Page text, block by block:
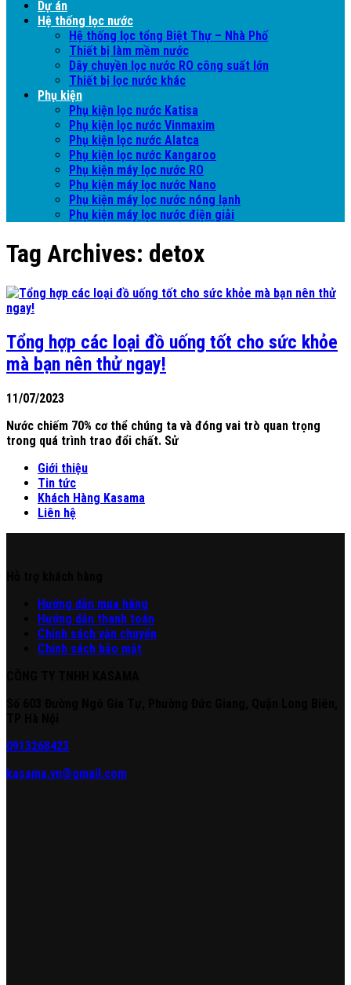
Dự án
Hệ thống lọc nước
Hệ thống lọc tổng Biệt Thự – Nhà Phố
Thiết bị làm mềm nước
Dây chuyền lọc nước RO công suất lớn
Thiết bị lọc nước khác
Phụ kiện
Phụ kiện lọc nước Katisa
Phụ kiện lọc nước Vinmaxim
Phụ kiện lọc nước Alatca
Phụ kiện lọc nước Kangaroo
Phụ kiện máy lọc nước RO
Phụ kiện máy lọc nước Nano
Phụ kiện máy lọc nước nóng lạnh
Phụ kiện máy lọc nước điện giải
Tag Archives: detox
Tổng hợp các loại đồ uống tốt cho sức khỏe
mà bạn nên thử ngay!
11/07/2023
Nước chiếm 70% cơ thể chúng ta và đóng vai trò quan trọng
trong quá trình trao đổi chất. Sử
Giới thiệu
Tin tức
Khách Hàng Kasama
Liên hệ
Hướng dẫn mua hàng
Hướng dẫn thanh toán
Chính sách vận chuyển
Chính sách bảo mật
0913268423
kasama.vn@gmail.com